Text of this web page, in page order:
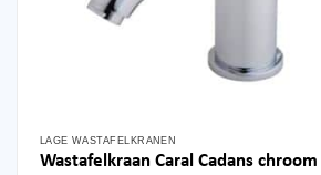
LAGE WASTAFELKRANEN
Wastafelkraan Caral Cadans chroom